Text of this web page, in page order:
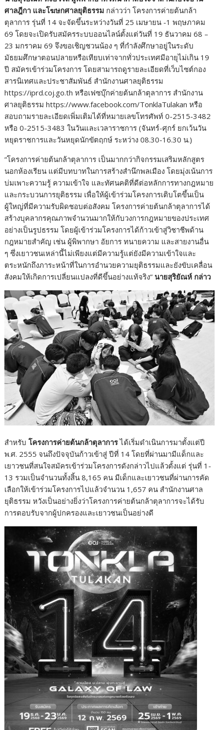
ศาลฎีกา และโฆษกศาลยุติธรรม กล่าวว่า โครงการค่ายต้นกล้า
ตุลาการ รุ่นที่ 14 จะจัดขึ้นระหว่างวันที่ 25 เมษายน -1 พฤษภาคม
69 โดยจะเปิดรับสมัครระบบออนไลน์ตั้งแต่วันที่ 19 ธันวาคม 68 –
23 มกราคม 69 จึงขอเชิญชวนน้อง ๆ ที่กำลังศึกษาอยู่ในระดับ
มัธยมศึกษาตอนปลายหรือเทียบเท่าจากทั่วประเทศมีอายุไม่เกิน 19
ปี สมัครเข้าร่วมโครงการ โดยสามารถดูรายละเอียดที่เว็บไซต์กอง
สารนิเทศและประชาสัมพันธ์ สำนักงานศาลยุติธรรม
https://iprd.coj.go.th หรือเฟซบุ๊กค่ายต้นกล้าตุลาการ สำนักงาน
ศาลยุติธรรม https://www.facebook.com/TonklaTulakan หรือ
สอบถามรายละเอียดเพิ่มเติมได้ที่หมายเลขโทรศัพท์ 0-2515-3482
หรือ 0-2515-3483 ในวันและเวลาราชการ (จันทร์-ศุกร์ ยกเว้นวัน
หยุดราชการและวันหยุดนักขัตฤกษ์ ระหว่าง 08.30-16.30 น.)
“โครงการค่ายต้นกล้าตุลาการ เป็นมากกว่ากิจกรรมเสริมหลักสูตร
นอกห้องเรียน แต่มีบทบาทในการสร้างสำนึกพลเมือง โดยมุ่งเน้นการ
บ่มเพาะความรู้ ความเข้าใจ และทัศนคติที่ดีต่อหลักการทางกฎหมาย
และกระบวนการยุติธรรม เพื่อให้ผู้เข้าร่วมโครงการเติบโตขึ้นเป็น
ผู้ใหญ่ที่มีความรับผิดชอบต่อสังคม โครงการค่ายต้นกล้าตุลาการได้
สร้างบุคลากรคุณภาพจำนวนมากให้กับวงการกฎหมายของประเทศ
อย่างเป็นรูปธรรม โดยผู้เข้าร่วมโครงการได้ก้าวเข้าสู่วิชาชีพด้าน
กฎหมายสำคัญ เช่น ผู้พิพากษา อัยการ ทนายความ และสายงานอื่น
ๆ ซึ่งเยาวชนเหล่านี้ไม่เพียงแต่มีความรู้แต่ยังมีความเข้าใจและ
ตระหนักถึงภาระหน้าที่ในการอำนวยความยุติธรรมและยังขับเคลื่อน
สังคมให้เกิดการเปลี่ยนแปลงที่ดีขึ้นอย่างแท้จริง” นายสุริยัณห์ กล่าว
สำหรับโครงการค่ายต้นกล้าตุลาการได้เริ่มดำเนินการมาตั้งแต่ปี
พ.ศ. 2555 จนถึงปัจจุบันก้าวเข้าสู่ ปีที่ 14 โดยที่ผ่านมามีแด็กและ
เยาวชนที่สนใจสมัครเข้าร่วมโครงการดังกล่าวไปแล้วตั้งแต่ รุ่นที่ 1-
13 รวมเป็นจำนวนทั้งสิ้น 8,165 คน มีเด็กและเยาวชนที่ผ่านการคัด
เลือกให้เข้าร่วมโครงการไปแล้วจำนวน 1,657 คน สำนักงานศาล
ยุติธรรม หวังเป็นอย่างยิ่งว่าโครงการค่ายต้นกล้าตุลาการจะได้รับ
การตอบรับจากผู้ปกครองและเยาวชนเป็นอย่างดี